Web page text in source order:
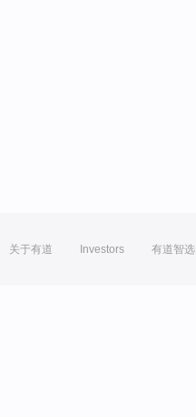
关于有道 Investors 有道智选